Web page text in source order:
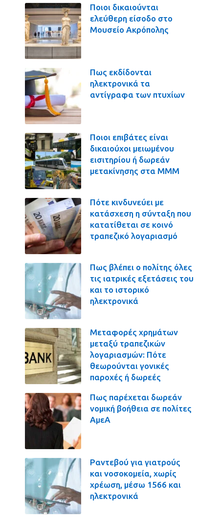
Ποιοι δικαιούνται
ελεύθερη είσοδο στο
Μουσείο Ακρόπολης
Πως εκδίδονται
ηλεκτρονικά τα
αντίγραφα των πτυχίων
Ποιοι επιβάτες είναι
δικαιούχοι μειωμένου
εισιτηρίου ή δωρεάν
μετακίνησης στα ΜΜΜ
Πότε κινδυνεύει με
κατάσχεση η σύνταξη που
κατατίθεται σε κοινό
τραπεζικό λογαριασμό
Πως βλέπει ο πολίτης όλες
τις ιατρικές εξετάσεις του
και το ιστορικό
ηλεκτρονικά
Μεταφορές χρημάτων
μεταξύ τραπεζικών
λογαριασμών: Πότε
θεωρούνται γονικές
παροχές ή δωρεές
Πως παρέχεται δωρεάν
νομική βοήθεια σε πολίτες
ΑμεΑ
Ραντεβού για γιατρούς
και νοσοκομεία, χωρίς
χρέωση, μέσω 1566 και
ηλεκτρονικά